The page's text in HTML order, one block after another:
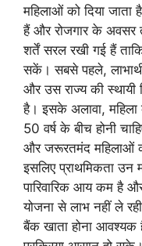
महिलाओं को दिया
हैं और रोजगार के अवसर
शर्तें सरल रखी गई हैं
सकें। सबसे पहले, लाभार्थी
और उस राज्य की स्थायी
है। इसके अलावा, महिला
50 वर्ष के बीच होनी
और जरूरतमंद महिलाओं
इसलिए प्राथमिकता उन
पारिवारिक आय कम है
योजना से लाभ नहीं ले
बैंक खाता होना